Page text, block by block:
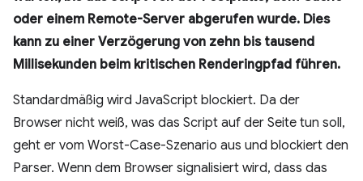
oder einem Remote-Server abgerufen wurde. Dies
kann zu einer Verzögerung von zehn bis tausend
Millisekunden beim kritischen Renderingpfad führen.
Standardmäßig wird JavaScript blockiert. Da der
Browser nicht weiß, was das Script auf der Seite tun soll,
geht er vom Worst-Case-Szenario aus und blockiert den
Parser. Wenn dem Browser signalisiert wird, dass das